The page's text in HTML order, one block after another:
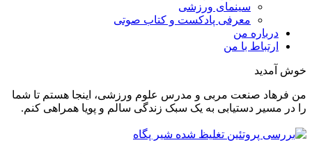
سینمای ورزشی
معرفی پادکست و کتاب صوتی
درباره من
ارتباط با من
خوش آمدید
من فرهاد صنعت مربی و مدرس علوم ورزشی، اینجا هستم تا شما
را در مسیر دستیابی به یک سبک زندگی سالم و پویا همراهی کنم.